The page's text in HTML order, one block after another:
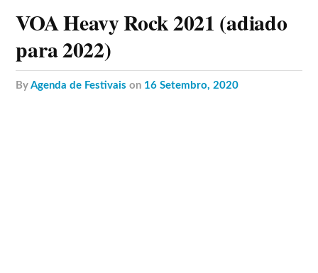
VOA Heavy Rock 2021 (adiado
para 2022)
byAgenda de Festivais on 16 Setembro, 2020